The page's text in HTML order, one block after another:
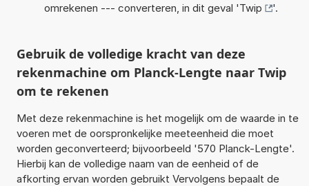
omrekenen --- converteren, in dit geval 'Twip '.
Gebruik de volledige kracht van deze
rekenmachine om Planck-Lengte naar Twip
om te rekenen
Met deze rekenmachine is het mogelijk om de waarde in te
voeren met de oorspronkelijke meeteenheid die moet
worden geconverteerd; bijvoorbeeld '570 Planck-Lengte'.
Hierbij kan de volledige naam van de eenheid of de
afkorting ervan worden gebruikt Vervolgens bepaalt de